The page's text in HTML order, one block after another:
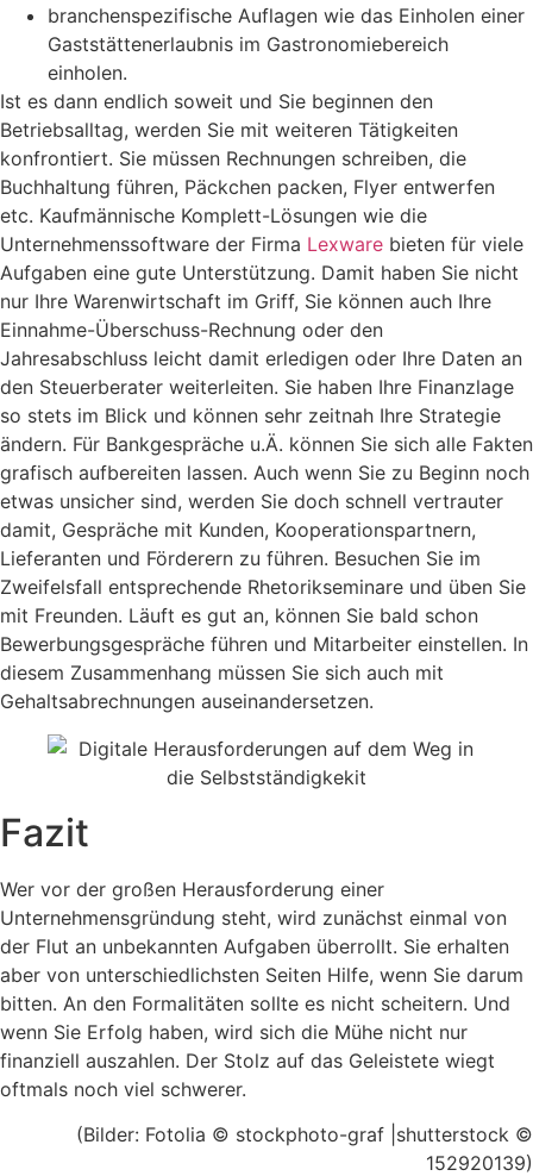
branchenspezifische Auflagen wie das Einholen einer
Gaststättenerlaubnis im Gastronomiebereich
einholen.
Ist es dann endlich soweit und Sie beginnen den
Betriebsalltag, werden Sie mit weiteren Tätigkeiten
konfrontiert. Sie müssen Rechnungen schreiben, die
Buchhaltung führen, Päckchen packen, Flyer entwerfen
etc. Kaufmännische Komplett-Lösungen wie die
Unternehmenssoftware der Firma Lexware bieten für viele
Aufgaben eine gute Unterstützung. Damit haben Sie nicht
nur Ihre Warenwirtschaft im Griff, Sie können auch Ihre
Einnahme-Überschuss-Rechnung oder den
Jahresabschluss leicht damit erledigen oder Ihre Daten an
den Steuerberater weiterleiten. Sie haben Ihre Finanzlage
so stets im Blick und können sehr zeitnah Ihre Strategie
ändern. Für Bankgespräche u.Ä. können Sie sich alle Fakten
grafisch aufbereiten lassen. Auch wenn Sie zu Beginn noch
etwas unsicher sind, werden Sie doch schnell vertrauter
damit, Gespräche mit Kunden, Kooperationspartnern,
Lieferanten und Förderern zu führen. Besuchen Sie im
Zweifelsfall entsprechende Rhetorikseminare und üben Sie
mit Freunden. Läuft es gut an, können Sie bald schon
Bewerbungsgespräche führen und Mitarbeiter einstellen. In
diesem Zusammenhang müssen Sie sich auch mit
Gehaltsabrechnungen auseinandersetzen.
Fazit
Wer vor der großen Herausforderung einer
Unternehmensgründung steht, wird zunächst einmal von
der Flut an unbekannten Aufgaben überrollt. Sie erhalten
aber von unterschiedlichsten Seiten Hilfe, wenn Sie darum
bitten. An den Formalitäten sollte es nicht scheitern. Und
wenn Sie Erfolg haben, wird sich die Mühe nicht nur
finanziell auszahlen. Der Stolz auf das Geleistete wiegt
oftmals noch viel schwerer.
(Bilder: Fotolia © stockphoto-graf |shutterstock ©
152920139)